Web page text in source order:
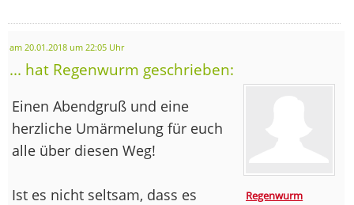
am 20.01.2018 um 22:05 Uhr
... hat Regenwurm geschrieben:
Regenwurm
Einen Abendgruß und eine
herzliche Umärmelung für euch
alle über diesen Weg!
Ist es nicht seltsam, dass es